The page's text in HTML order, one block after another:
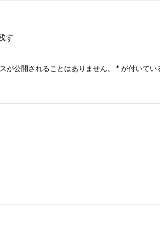
す
が公開されることはありません。 * が付いてい